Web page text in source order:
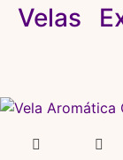
Velas